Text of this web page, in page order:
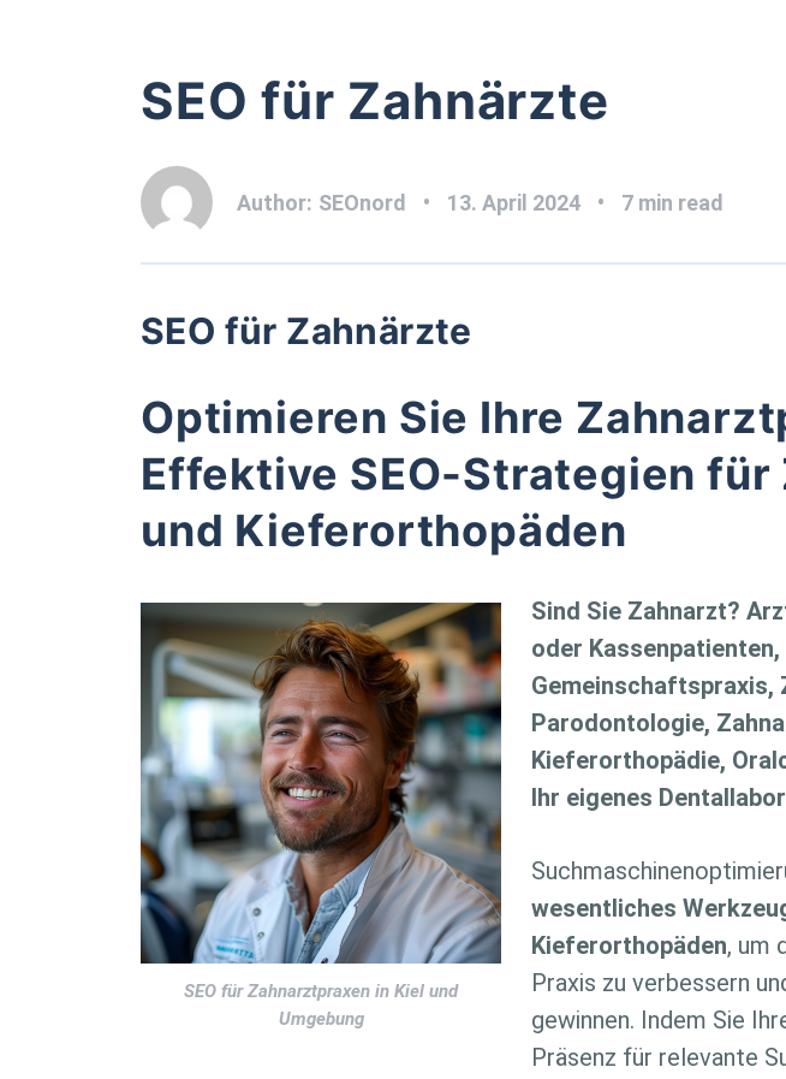
SEO für Zahnärzte
Author: SEOnord 13. April 2024 7 min read
SEO für Zahnärzte
Optimieren Sie Ihre
Effektive SEO-Strategien für
und Kieferorthopäden
SEO für Zahnarztpraxen in Kiel und
Umgebung
Sind Sie Zahnarzt?
oder Kassenpatienten,
Gemeinschaftspraxis,
Parodontologie,
Kieferorthopädie,
Ihr eigenes
wesentliches
Kieferorthopäden, um
Praxis zu verbessern
gewinnen. Indem Sie
Präsenz für relevante